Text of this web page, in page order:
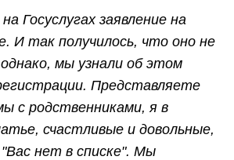
Госуслугах заявление на
И так получилось, что оно не
мы узнали об этом
Представляете
с родственниками, я в
счастливые и довольные,
нет в списке". Мы